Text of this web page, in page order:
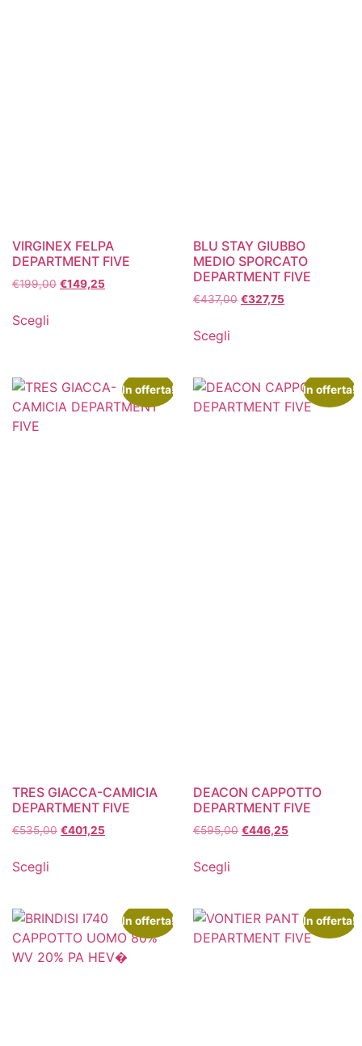
VIRGINEX FELPA
DEPARTMENT FIVE
€199,00 €149,25
Scegli
BLU STAY GIUBBO
MEDIO SPORCATO
DEPARTMENT FIVE
€437,00 €327,75
Scegli
In offerta!
TRES GIACCA-CAMICIA
DEPARTMENT FIVE
€535,00 €401,25
Scegli
In offerta!
DEACON CAPPOTTO
DEPARTMENT FIVE
€595,00 €446,25
Scegli
In offerta! In offerta!